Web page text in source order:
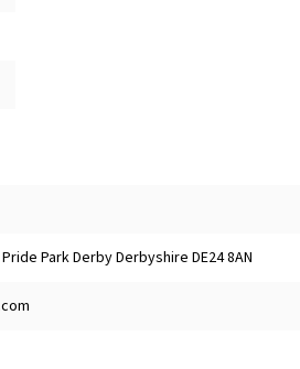
Park Derby Derbyshire DE24 8AN